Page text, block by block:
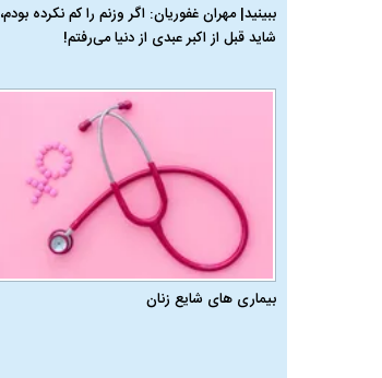
ببینید| مهران غفوریان: اگر وزنم را کم نکرده بودم،
شاید قبل از اکبر عبدی از دنیا می‌رفتم!
بیماری‌ های شایع زنان